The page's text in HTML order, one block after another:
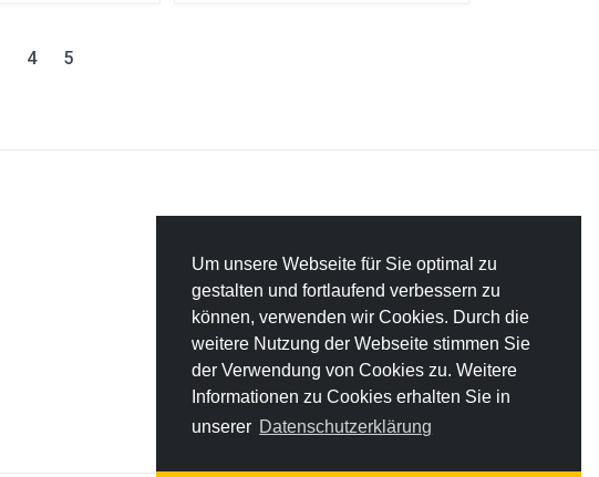
Um unsere Webseite für Sie optimal zu
gestalten und fortlaufend verbessern zu
können, verwenden wir Cookies. Durch die
weitere Nutzung der Webseite stimmen Sie
der Verwendung von Cookies zu. Weitere
Informationen zu Cookies erhalten Sie in
unserer Datenschutzerklärung
4 5